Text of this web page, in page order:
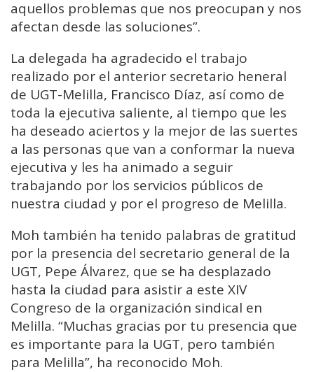
aquellos problemas que nos preocupan y nos
afectan desde las soluciones”.
La delegada ha agradecido el trabajo
realizado por el anterior secretario heneral
de UGT-Melilla, Francisco Díaz, así como de
toda la ejecutiva saliente, al tiempo que les
ha deseado aciertos y la mejor de las suertes
a las personas que van a conformar la nueva
ejecutiva y les ha animado a seguir
trabajando por los servicios públicos de
nuestra ciudad y por el progreso de Melilla.
Moh también ha tenido palabras de gratitud
por la presencia del secretario general de la
UGT, Pepe Álvarez, que se ha desplazado
hasta la ciudad para asistir a este XIV
Congreso de la organización sindical en
Melilla. “Muchas gracias por tu presencia que
es importante para la UGT, pero también
para Melilla”, ha reconocido Moh.